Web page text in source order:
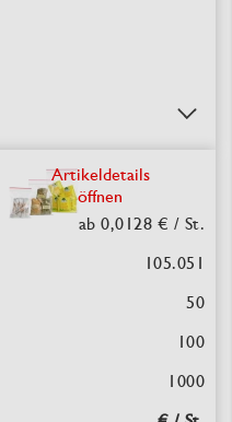
Artikeldetails
öffnen
ab 0,0128 € / St.
105.051
50
100
1000